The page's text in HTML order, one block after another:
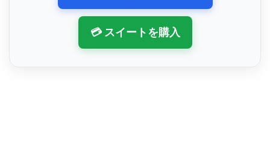
💳 スイートを購入